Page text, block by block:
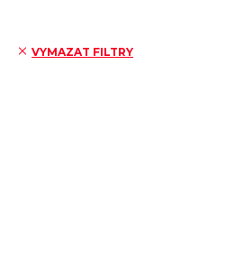
VYMAZAT FILTRY